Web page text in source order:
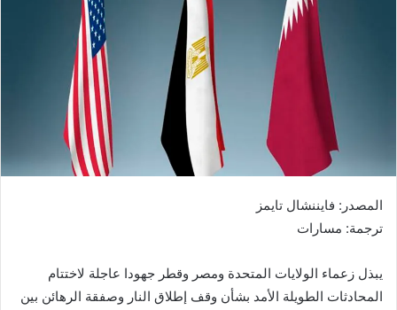
المصدر: فايننشال تايمز
ترجمة: مسارات
يبذل زعماء الولايات المتحدة ومصر وقطر جهودا عاجلة لاختتام
المحادثات الطويلة الأمد بشأن وقف إطلاق النار وصفقة الرهائن بين